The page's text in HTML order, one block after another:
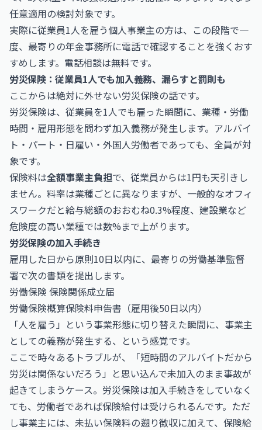
任意適用の検討対象です。
実際に従業員1人を雇う個人事業主の方は、この段階で一
度、最寄りの年金事務所に電話で確認することを強くおす
すめします。電話相談は無料です。
労災保険：従業員1人でも加入義務、漏らすと罰則も
ここからは絶対に外せない労災保険の話です。
労災保険は、従業員を1人でも雇った瞬間に、業種・労働
時間・雇用形態を問わず加入義務が発生します。アルバイ
ト・パート・日雇い・外国人労働者であっても、全員が対
象です。
保険料は全額事業主負担で、従業員からは1円も天引きし
ません。料率は業種ごとに異なりますが、一般的なオフィ
スワークだと給与総額のおおむね0.3%程度、建設業など
危険度の高い業種では数%まで上がります。
労災保険の加入手続き
雇用した日から原則10日以内に、最寄りの労働基準監督
署で次の書類を提出します。
労働保険 保険関係成立届
労働保険概算保険料申告書（雇用後50日以内）
「人を雇う」という事業形態に切り替えた瞬間に、事業主
としての義務が発生する、という感覚です。
ここで時々あるトラブルが、「短時間のアルバイトだから
労災は関係ないだろう」と思い込んで未加入のまま事故が
起きてしまうケース。労災保険は加入手続きをしていなく
ても、労働者であれば保険給付は受けられるんです。ただ
し事業主には、未払い保険料の遡り徴収に加えて、保険給